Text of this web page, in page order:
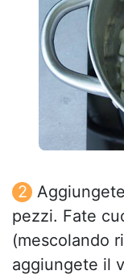
pezzi. Fate
(mescolando
aggiungete il